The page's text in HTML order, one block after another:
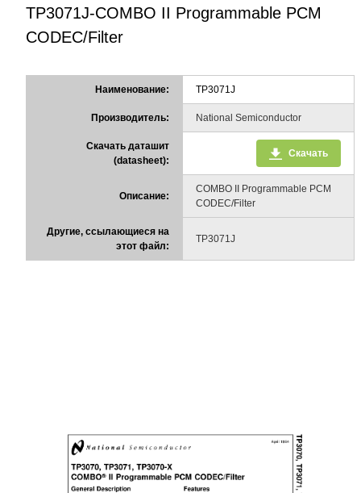
TP3071J-COMBO II Programmable PCM
CODEC/Filter
Наименование: TP3071J
Производитель: National Semiconductor
Скачать даташит
(datasheet):
Скачать
Описание:
COMBO II Programmable PCM
CODEC/Filter
Другие, ссылающиеся на
этот файл:
TP3071J